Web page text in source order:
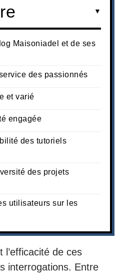
Maisoniadel et de ses
des passionnés
et varié
engagée
des tutoriels
des projets
utilisateurs sur les
l’efficacité de ces
interrogations. Entre